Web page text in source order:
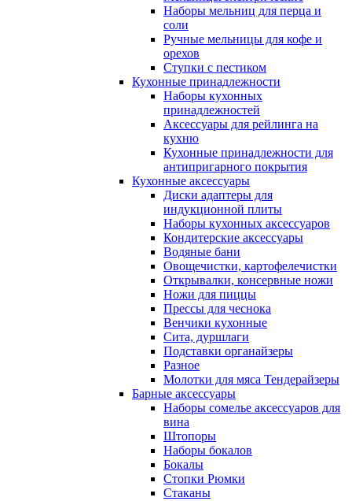
Наборы мельниц для перца и
соли
Ручные мельницы для кофе и
орехов
Ступки с пестиком
Кухонные принадлежности
Наборы кухонных
принадлежностей
Аксессуары для рейлинга на
кухню
Кухонные принадлежности для
антипригарного покрытия
Кухонные аксессуары
Диски адаптеры для
индукционной плиты
Наборы кухонных аксессуаров
Кондитерские аксессуары
Водяные бани
Овощечистки, картофелечистки
Открывалки, консервные ножи
Ножи для пиццы
Прессы для чеснока
Венчики кухонные
Сита, дуршлаги
Подставки органайзеры
Разное
Молотки для мяса Тендерайзеры
Барные аксессуары
Наборы сомелье аксессуаров для
вина
Штопоры
Наборы бокалов
Бокалы
Стопки Рюмки
Стаканы